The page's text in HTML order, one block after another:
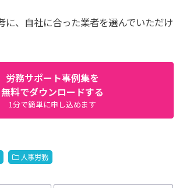
に、自社に合った業者を選んでいただけ
労務サポート事例集を
無料でダウンロードする
1分で簡単に申し込めます
人事労務